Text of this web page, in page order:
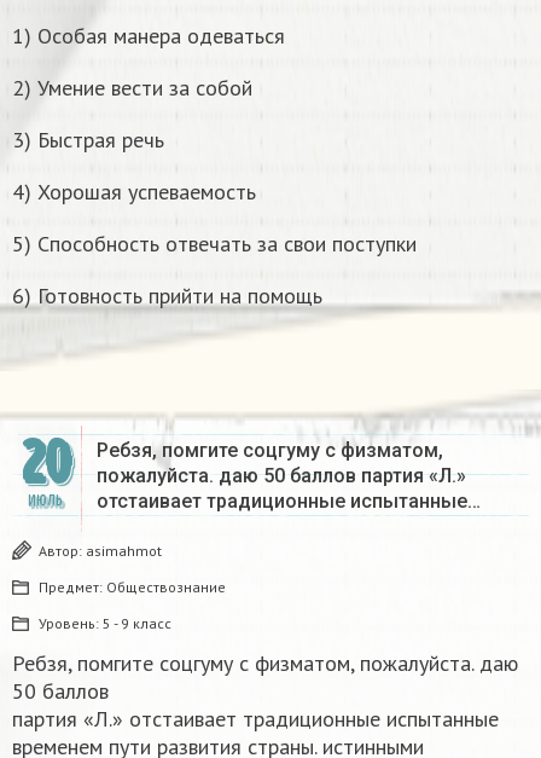
1) Особая манера одеваться
2) Умение вести за собой
3) Быстрая речь
4) Хорошая успеваемость
5) Способность отвечать за свои поступки
6) Готовность прийти на помощь
20
ИЮЛЬ
Ребзя, помгите соцгуму с физматом,
пожалуйста. даю 50 баллов партия «Л.»
отстаивает традиционные испытанные…
Автор: asimahmot
Предмет: Обществознание
Уровень: 5 - 9 класс
Ребзя, помгите соцгуму с физматом, пожалуйста. даю
50 баллов
партия «Л.» отстаивает традиционные испытанные
временем пути развития страны. истинными